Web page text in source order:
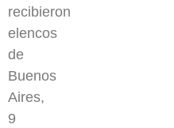
recibieron
elencos
de
Buenos
Aires,
9